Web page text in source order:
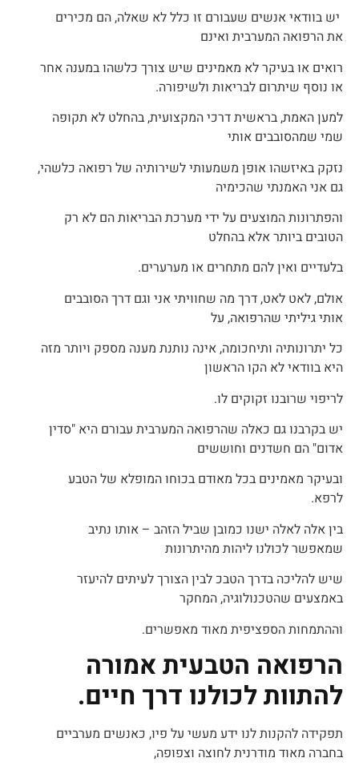
יש בוודאי אנשים שעבורם זו כלל לא שאלה, הם מכירים
את הרפואה המערבית ואינם
רואים או בעיקר לא מאמינים שיש צורך כלשהו במענה אחר
או נוסף שיתרום לבריאות ולשיפורה.
למען האמת, בראשית דרכי המקצועית, בהחלט לא תקופה
שמי שמהסובבים אותי
נזקק באיזשהו אופן משמעותי לשירותיה של רפואה כלשהי,
גם אני האמנתי שהכימיה
והפתרונות המוצעים על ידי מערכת הבריאות הם לא רק
הטובים ביותר אלא בהחלט
בלעדיים ואין להם מתחרים או מערערים.
אולם, לאט לאט, דרך מה שחוויתי אני וגם דרך הסובבים
אותי גיליתי שהרפואה, על
כל יתרונותיה ותיחכומה, אינה נותנת מענה מספק ויותר מזה
היא בוודאי לא הקו הראשון
לריפוי שרובנו זקוקים לו.
יש בקרבנו גם כאלה שהרפואה המערבית עבורם היא "סדין
אדום" הם חשדנים וחוששים
ובעיקר מאמינים בכל מאודם בכוחו המופלא של הטבע
לרפא.
בין אלה לאלה ישנו כמובן שביל הזהב – אותו נתיב
שמאפשר לכולנו ליהות מהיתרונות
שיש להליכה בדרך הטבכ לבין הצורך לעיתים להיעזר
באמצעים שהטכנולוגיה, המחקר
וההתמחות הספציפית מאוד מאפשרים.
הרפואה הטבעית אמורה
להתוות לכולנו דרך חיים.
תפקידה להקנות לנו ידע מעשי על פיו, כאנשים מערביים
בחברה מאוד מודרנית לחוצה וצפופה,